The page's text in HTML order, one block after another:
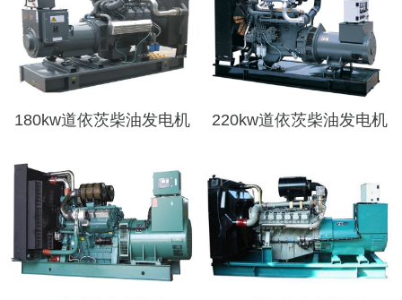
180kw道依茨柴油发电机 220kw道依茨柴油发电机